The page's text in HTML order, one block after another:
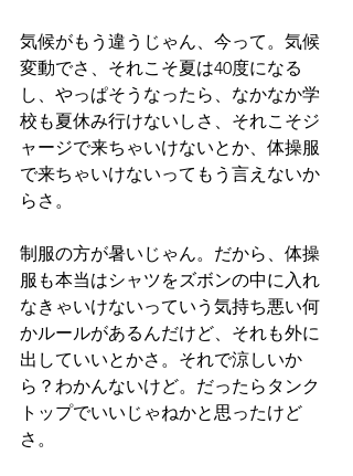
気候がもう違うじゃん、今って。気候
変動でさ、それこそ夏は40度になる
し、やっぱそうなったら、なかなか学
校も夏休み行けないしさ、それこそジ
ャージで来ちゃいけないとか、体操服
で来ちゃいけないってもう言えないか
らさ。
制服の方が暑いじゃん。だから、体操
服も本当はシャツをズボンの中に入れ
なきゃいけないっていう気持ち悪い何
かルールがあるんだけど、それも外に
出していいとかさ。それで涼しいか
ら？わかんないけど。だったらタンク
トップでいいじゃねかと思ったけど
さ。